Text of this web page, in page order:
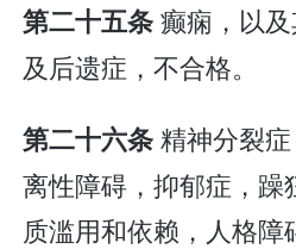
第二十五条癫痫，以
及后遗症，不合格。
第二十六条精神分裂
离性障碍，抑郁症，躁
质滥用和依赖，人格